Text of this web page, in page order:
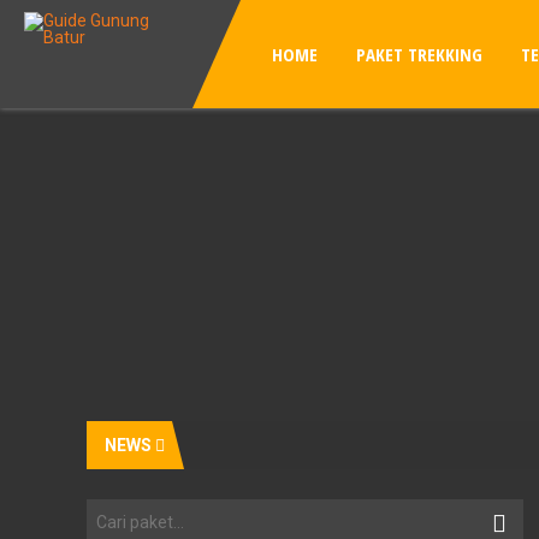
HOME PAKET TREKKING
NEWS